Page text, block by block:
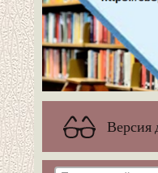
Версия